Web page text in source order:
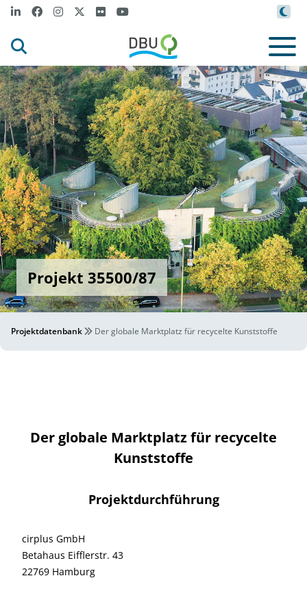
Projekt 35500/87
Projektdatenbank Der globale Marktplatz für recycelte Kunststoffe
Der globale Marktplatz für recycelte
Kunststoffe
Projektdurchführung
cirplus GmbH
Betahaus Eifflerstr. 43
22769 Hamburg